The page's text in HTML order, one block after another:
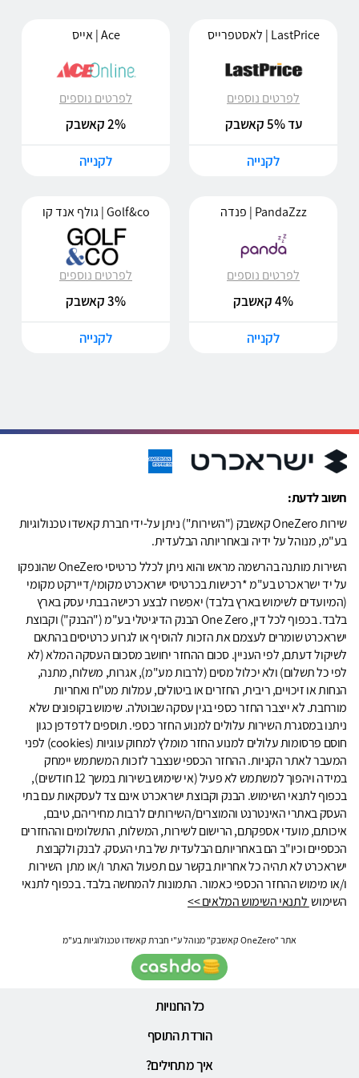
LastPrice | לאסטפרייס
לפרטים נוספים
עד 5% קאשבק
לקנייה
Ace | אייס
לפרטים נוספים
2% קאשבק
לקנייה
PandaZzz | פנדה
לפרטים נוספים
4% קאשבק
לקנייה
Golf&co | גולף אנד קו
לפרטים נוספים
3% קאשבק
לקנייה
חשוב לדעת:
שירות OneZero קאשבק ("השירות") ניתן על-ידי חברת קאשדו טכנולוגיות
בע"מ, מנוהל על ידיה ובאחריותה הבלעדית.
השירות מותנה בהרשמה מראש והוא ניתן לכלל כרטיסי OneZero שהונפקו
על יד ישראכרט בע"מ *רכישות בכרטיסי ישראכרט מקומי/דיירקט מקומי
(המיועדים לשימוש בארץ בלבד) יאפשרו לבצע רכישה בבתי עסק בארץ
בלבד. בכפוף לכל דין, One Zero הבנק הדיגיטלי בע"מ ("הבנק") וקבוצת
ישראכרט שומרים לעצמם את הזכות להוסיף או לגרוע כרטיסים בהתאם
לשיקול דעתם, לפי העניין. סכום ההחזר יחושב מסכום העסקה המלא (לא
לפי כל תשלום) ולא יכלול מסים (לרבות מע"מ), אגרות, משלוח, מתנה,
הנחות או זיכויים, ריבית, החזרים או ביטולים, עמלות מט"ח ואחריות
מורחבת. לא ייצבר החזר כספי בגין עסקה שבוטלה. שימוש בקופונים שלא
ניתנו במסגרת השירות עלולים למנוע החזר כספי. תוספים לדפדפן כגון
חוסם פרסומות עלולים למנוע החזר מומלץ למחוק עוגיות (cookies) לפני
המעבר לאתר הקניות. ההחזר הכספי שנצבר לזכות המשתמש יימחק
במידה ויהפוך למשתמש לא פעיל (אי שימוש בשירות במשך 12 חודשים),
בכפוף לתנאי השימוש. הבנק וקבוצת ישראכרט אינם צד לעסקאות עם בתי
העסק באתרי האינטרנט והמוצרים/השירותים לרבות מחיריהם, טיבם,
איכותם, מועדי אספקתם, הרישום לשירות, המשלוח, התשלומים וההחזרים
הכספיים וכיו"ב הם באחריותם הבלעדית של בתי העסק. לבנק ולקבוצת
ישראכרט לא תהיה כל אחריות בקשר עם תפעול האתר ו/או מתן השירות
ו/או מימוש ההחזר הכספי כאמור. התמונות להמחשה בלבד. בכפוף לתנאי
השימוש לתנאי השימוש המלאים >>
אתר "OneZero קאשבק" מנוהל ע"י חברת קאשדו טכנולוגיות בע"מ
כל החנויות
הורדת התוסף
איך מתחילים?